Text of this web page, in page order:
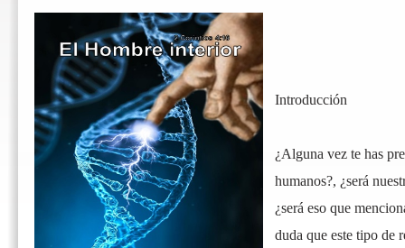
Introducción
¿Alguna vez te has
humanos?, ¿será
¿será eso que
duda que este tipo de